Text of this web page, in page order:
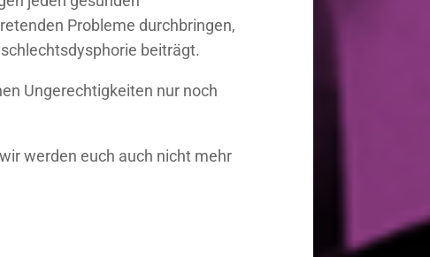
Probleme durchbringen,
beiträgt.
Ungerechtigkeiten nur noch
werden euch auch nicht mehr